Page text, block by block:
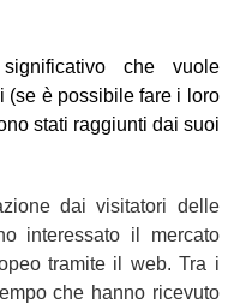
che vuole
(se è possibile fare i loro
stati raggiunti dai suoi
dai visitatori delle
interessato il mercato
tramite il web.Tra i
che hanno ricevuto